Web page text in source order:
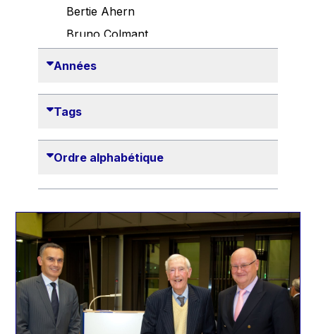
Bertie Ahern
Bruno Colmant
Euclid Tsakalotos
Francis Carpenter
François Villeroy de Galhau
Frederica Mogherini
Gaston Reinesch
Georg Helg
Gil Carlos Rodrigues Iglesias
Années
Tags
Ordre alphabétique